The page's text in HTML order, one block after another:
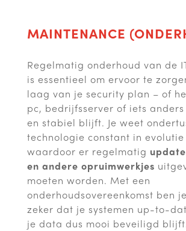
MAINTENANCE
Regelmatig onderhoud van de
is essentieel om ervoor te
laag van je security plan – of
pc, bedrijfsserver of iets
en stabiel blijft. Je weet
technologie constant in evolutie
waardoor er regelmatig
en andere opruimwerkjes
moeten worden. Met een
onderhoudsovereenkomst ben
zeker dat je systemen up-to-
je data dus mooi beveiligd